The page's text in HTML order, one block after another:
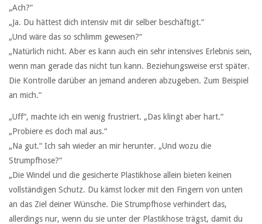
„Ach?“
„Ja. Du hättest dich intensiv mit dir selber beschäftigt.“
„Und wäre das so schlimm gewesen?“
„Natürlich nicht. Aber es kann auch ein sehr intensives Erlebnis sein,
wenn man gerade das nicht tun kann. Beziehungsweise erst später.
Die Kontrolle darüber an jemand anderen abzugeben. Zum Beispiel
an mich.“
„Uff“, machte ich ein wenig frustriert. „Das klingt aber hart.“
„Probiere es doch mal aus.“
„Na gut.“ Ich sah wieder an mir herunter. „Und wozu die
Strumpfhose?“
„Die Windel und die gesicherte Plastikhose allein bieten keinen
vollständigen Schutz. Du kämst locker mit den Fingern von unten
an das Ziel deiner Wünsche. Die Strumpfhose verhindert das,
allerdings nur, wenn du sie unter der Plastikhose trägst, damit du